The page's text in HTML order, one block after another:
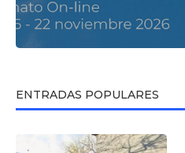
ENTRADAS POPULARES